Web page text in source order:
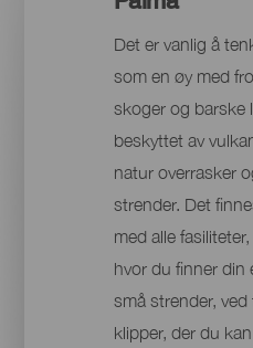
Det er vanlig å
som en øy med
skoger og barske
beskyttet av
natur overrasker
strender. Det
med alle
hvor du finner din
små strender, ved
klipper, der du